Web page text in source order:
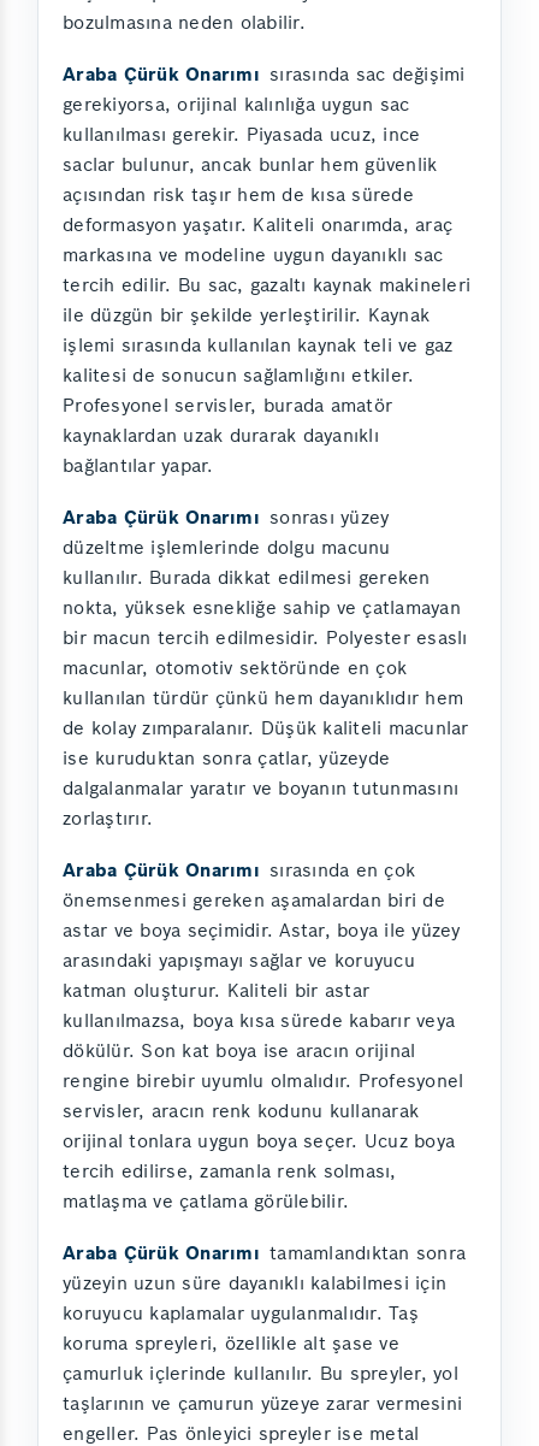
bozulmasına neden olabilir.
Araba Çürük Onarımı sırasında sac değişimi
gerekiyorsa, orijinal kalınlığa uygun sac
kullanılması gerekir. Piyasada ucuz, ince
saclar bulunur, ancak bunlar hem güvenlik
açısından risk taşır hem de kısa sürede
deformasyon yaşatır. Kaliteli onarımda, araç
markasına ve modeline uygun dayanıklı sac
tercih edilir. Bu sac, gazaltı kaynak makineleri
ile düzgün bir şekilde yerleştirilir. Kaynak
işlemi sırasında kullanılan kaynak teli ve gaz
kalitesi de sonucun sağlamlığını etkiler.
Profesyonel servisler, burada amatör
kaynaklardan uzak durarak dayanıklı
bağlantılar yapar.
Araba Çürük Onarımı sonrası yüzey
düzeltme işlemlerinde dolgu macunu
kullanılır. Burada dikkat edilmesi gereken
nokta, yüksek esnekliğe sahip ve çatlamayan
bir macun tercih edilmesidir. Polyester esaslı
macunlar, otomotiv sektöründe en çok
kullanılan türdür çünkü hem dayanıklıdır hem
de kolay zımparalanır. Düşük kaliteli macunlar
ise kuruduktan sonra çatlar, yüzeyde
dalgalanmalar yaratır ve boyanın tutunmasını
zorlaştırır.
Araba Çürük Onarımı sırasında en çok
önemsenmesi gereken aşamalardan biri de
astar ve boya seçimidir. Astar, boya ile yüzey
arasındaki yapışmayı sağlar ve koruyucu
katman oluşturur. Kaliteli bir astar
kullanılmazsa, boya kısa sürede kabarır veya
dökülür. Son kat boya ise aracın orijinal
rengine birebir uyumlu olmalıdır. Profesyonel
servisler, aracın renk kodunu kullanarak
orijinal tonlara uygun boya seçer. Ucuz boya
tercih edilirse, zamanla renk solması,
matlaşma ve çatlama görülebilir.
Araba Çürük Onarımı tamamlandıktan sonra
yüzeyin uzun süre dayanıklı kalabilmesi için
koruyucu kaplamalar uygulanmalıdır. Taş
koruma spreyleri, özellikle alt şase ve
çamurluk içlerinde kullanılır. Bu spreyler, yol
taşlarının ve çamurun yüzeye zarar vermesini
engeller. Pas önleyici spreyler ise metal